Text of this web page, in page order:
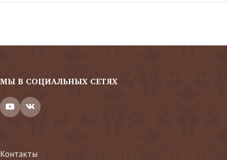
МЫ В СОЦИАЛЬНЫХ СЕТЯХ
Контакты